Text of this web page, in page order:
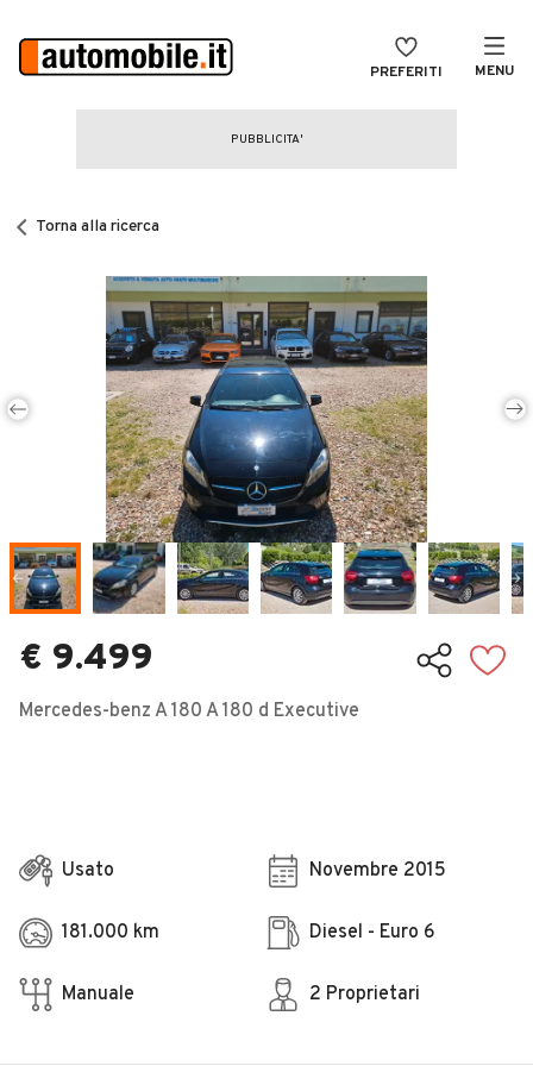
PREFERITI MENU
CERCA
Auto Nuove
Noleggio a lungo termine
Auto d'epoca
Camper
Veicoli Commerciali
Concessionari
Torna alla ricerca
€ 9.499
Mercedes-benz A 180 A 180 d Executive
Usato Novembre 2015
181.000 km Diesel - Euro 6
Manuale 2 Proprietari